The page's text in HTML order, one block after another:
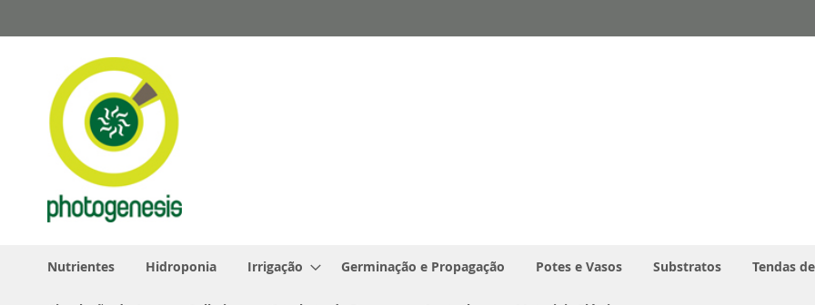
para
conteúdo
Nutrientes Hidroponia Irrigação Germinação e Propagação Potes e Vasos Substratos Tendas